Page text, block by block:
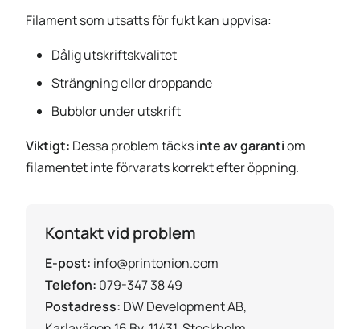
Filament som utsatts för fukt kan uppvisa:
Dålig utskriftskvalitet
Strängning eller droppande
Bubblor under utskrift
Viktigt: Dessa problem täcksinte av garantiom
filamentet inte förvarats korrekt efter öppning.
Kontakt vid problem
E-post: info@printonion.com
Telefon: 079-347 38 49
Postadress: DW Development AB,